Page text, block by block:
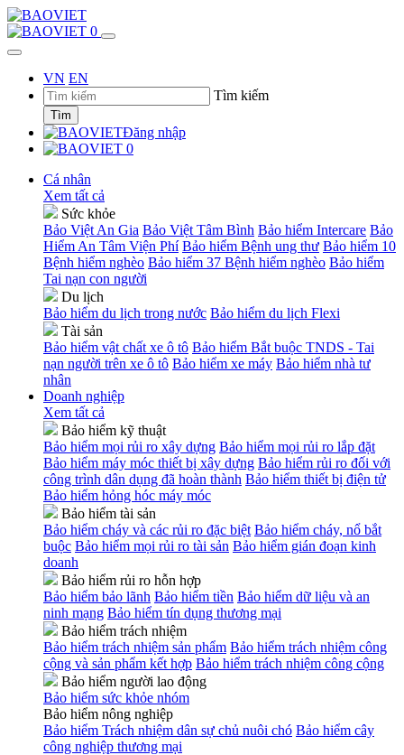
0
VN EN
Tìm kiếm
Tìm
Đăng nhập
0
Cá nhân
Xem tất cả
Sức khỏe
Bảo Việt An Gia Bảo Việt Tâm Bình Bảo hiểm Intercare Bảo
Hiểm An Tâm Viện Phí Bảo hiểm Bệnh ung thư Bảo hiểm 10
Bệnh hiểm nghèo Bảo hiểm 37 Bệnh hiểm nghèo Bảo hiểm
Tai nạn con người
Du lịch
Bảo hiểm du lịch trong nước Bảo hiểm du lịch Flexi
Tài sản
Bảo hiểm vật chất xe ô tô Bảo hiểm Bắt buộc TNDS - Tai
nạn người trên xe ô tô Bảo hiểm xe máy Bảo hiểm nhà tư
nhân
Doanh nghiệp
Xem tất cả
Bảo hiểm kỹ thuật
Bảo hiểm mọi rủi ro xây dựng Bảo hiểm mọi rủi ro lắp đặt
Bảo hiểm máy móc thiết bị xây dựng Bảo hiểm rủi ro đối với
công trình dân dụng đã hoàn thành Bảo hiểm thiết bị điện tử
Bảo hiểm hỏng hóc máy móc
Bảo hiểm tài sản
Bảo hiểm cháy và các rủi ro đặc biệt Bảo hiểm cháy, nổ bắt
buộc Bảo hiểm mọi rủi ro tài sản Bảo hiểm gián đoạn kinh
doanh
Bảo hiểm rủi ro hỗn hợp
Bảo hiểm bảo lãnh Bảo hiểm tiền Bảo hiểm dữ liệu và an
ninh mạng Bảo hiểm tín dụng thương mại
Bảo hiểm trách nhiệm
Bảo hiểm trách nhiệm sản phẩm Bảo hiểm trách nhiệm công
cộng và sản phẩm kết hợp Bảo hiểm trách nhiệm công cộng
Bảo hiểm người lao động
Bảo hiểm sức khỏe nhóm
Bảo hiểm nông nghiệp
Bảo hiểm Trách nhiệm dân sự chủ nuôi chó Bảo hiểm cây
công nghiệp thương mại